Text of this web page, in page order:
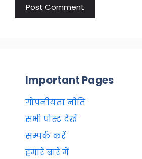
Important Pages
गोपनीयता नीति
सभी पोस्ट देखें
सम्पर्क करें
हमारे बारे में